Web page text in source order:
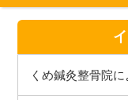
くめ鍼灸整骨院